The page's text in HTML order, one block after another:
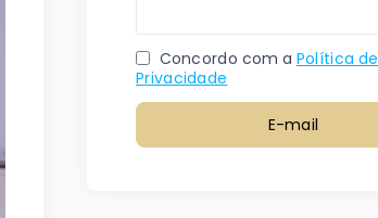
Concordo com a Política de
Privacidade
E-mail